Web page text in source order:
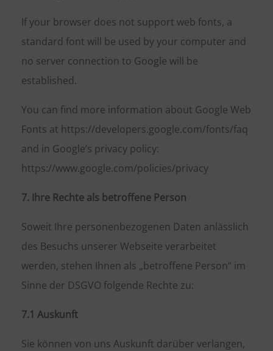
If your browser does not support web fonts, a
standard font will be used by your computer and
no server connection to Google will be
established.
You can find more information about Google Web
Fonts at https://developers.google.com/fonts/faq
and in Google’s privacy policy:
https://www.google.com/policies/privacy
7. Ihre Rechte als betroffene Person
Soweit Ihre personenbezogenen Daten anlässlich
des Besuchs unserer Webseite verarbeitet
werden, stehen Ihnen als „betroffene Person“ im
Sinne der DSGVO folgende Rechte zu:
7.1 Auskunft
Sie können von uns Auskunft darüber verlangen,